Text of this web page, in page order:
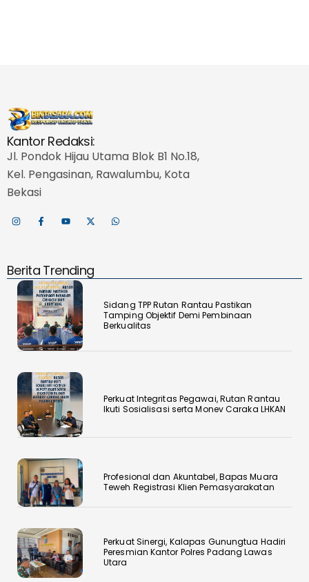
Kantor Redaksi:
Jl. Pondok Hijau Utama Blok B1 No.18,
Kel. Pengasinan, Rawalumbu, Kota
Bekasi
Berita Trending
Sidang TPP Rutan Rantau Pastikan
Tamping Objektif Demi Pembinaan
Berkualitas
Perkuat Integritas Pegawai, Rutan Rantau
Ikuti Sosialisasi serta Monev Caraka LHKAN
‎Profesional dan Akuntabel, Bapas Muara
Teweh Registrasi Klien Pemasyarakatan
Perkuat Sinergi, Kalapas Gunungtua Hadiri
Peresmian Kantor Polres Padang Lawas
Utara